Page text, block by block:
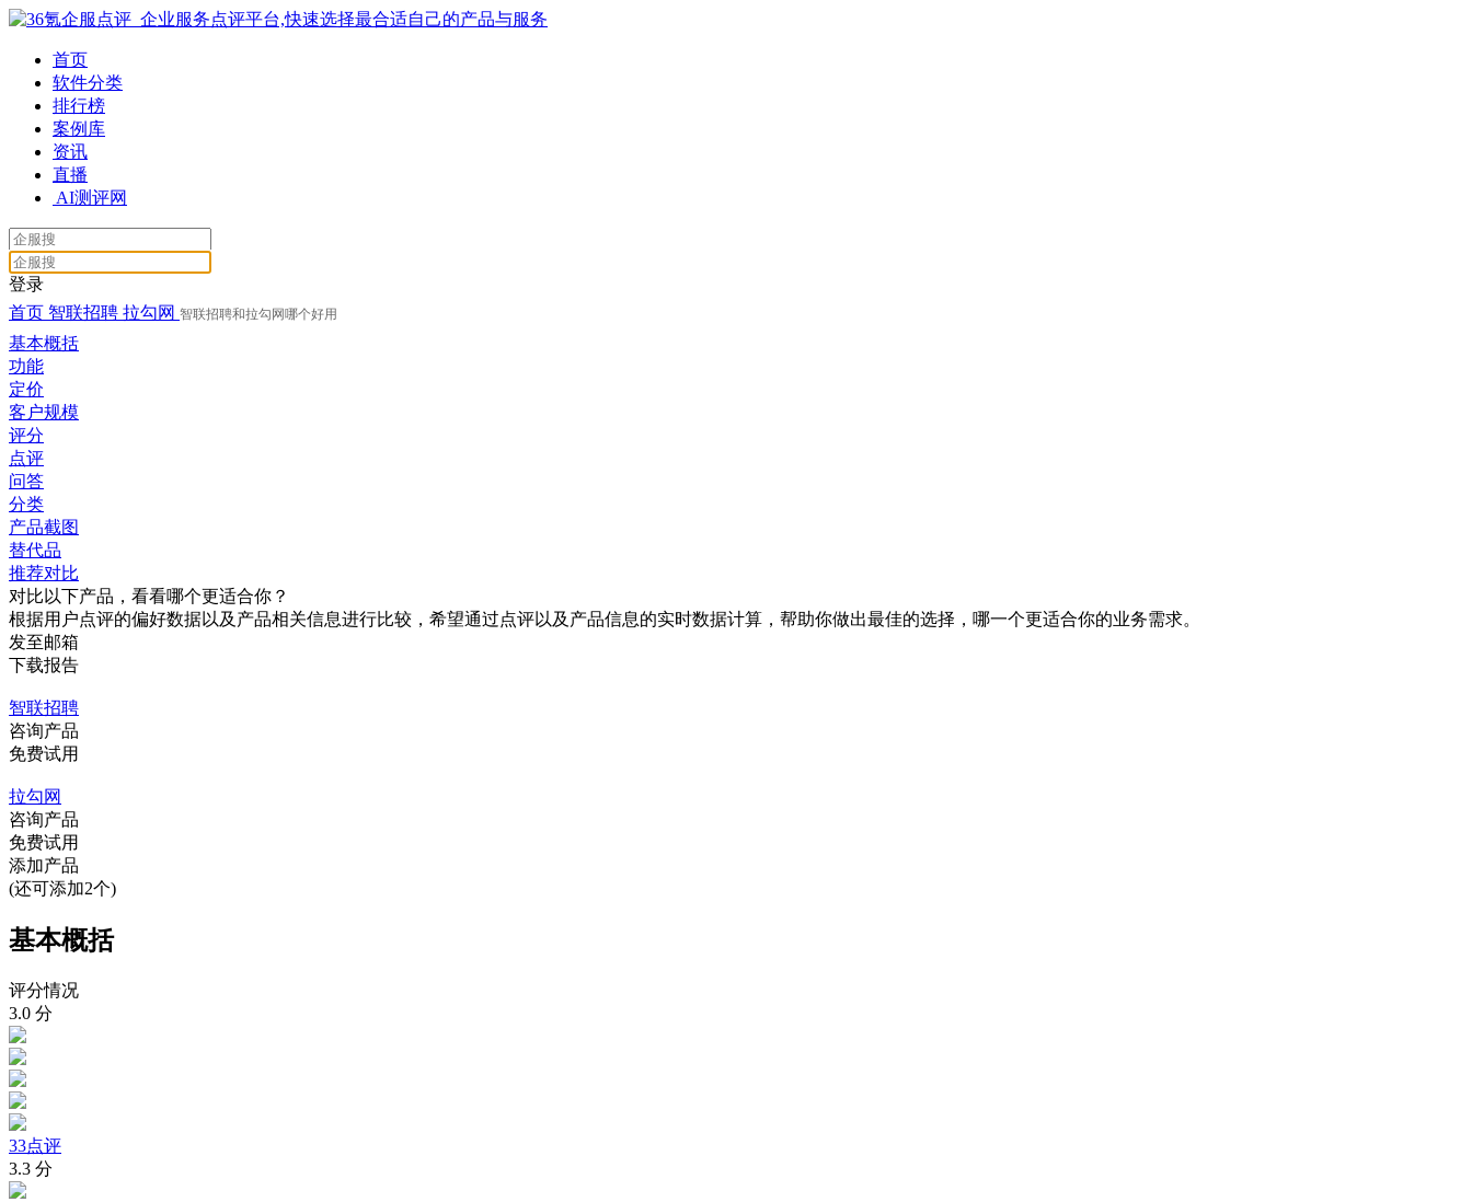
首页
软件分类
排行榜
案例库
资讯
直播
AI测评网
登录
首页 智联招聘 拉勾网 智联招聘和拉勾网哪个好用
基本概括
功能
定价
客户规模
评分
点评
问答
分类
产品截图
替代品
推荐对比
对比以下产品，看看哪个更适合你？
根据用户点评的偏好数据以及产品相关信息进行比较，希望通过点评以及产品信息的实时数据计算，帮助你做出最佳的选择，哪一个更适合你的业务需求。
发至邮箱
下载报告
智联招聘
咨询产品
免费试用
拉勾网
咨询产品
免费试用
添加产品
(还可添加2个)
基本概括
评分情况
3.0 分
33点评
3.3 分